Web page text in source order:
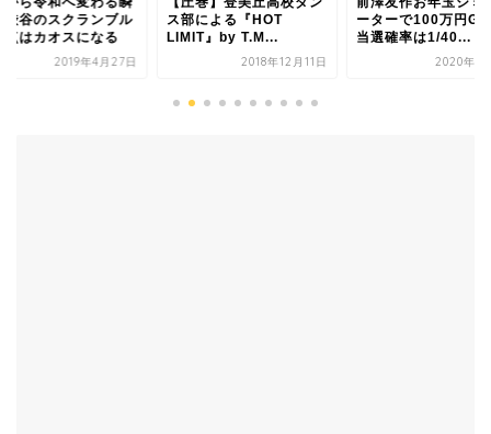
渋谷のスクランブル
点はカオスになる
2019年4月27日
ス部による『HOT
LIMIT』by T.M...
2018年12月11日
ーターで100万円
当選確率は1/40...
2020年1